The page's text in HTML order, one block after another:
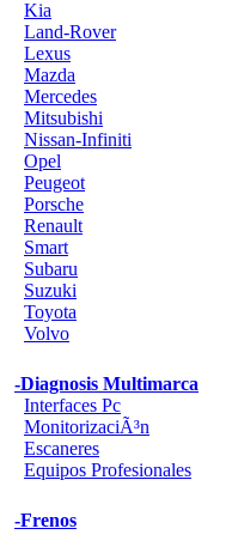
Kia
Land-Rover
Lexus
Mazda
Mercedes
Mitsubishi
Nissan-Infiniti
Opel
Peugeot
Porsche
Renault
Smart
Subaru
Suzuki
Toyota
Volvo
-Diagnosis Multimarca
Interfaces Pc
MonitorizaciÃ³n
Escaneres
Equipos Profesionales
-Frenos